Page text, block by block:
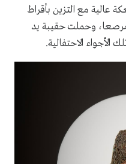
عالية مع التزين بأقراط
وحملت حقيبة يد
الاحتفالية.